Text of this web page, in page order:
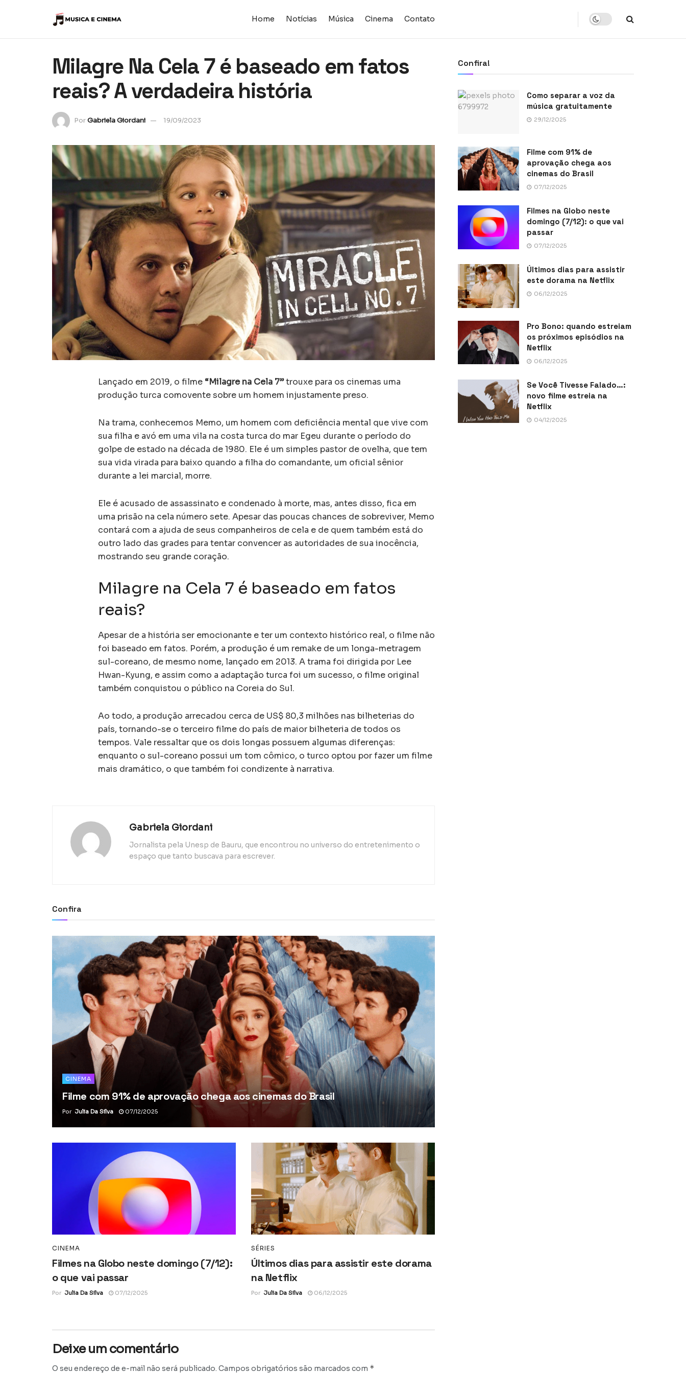
Home Notícias Música Cinema Contato
Milagre Na Cela 7 é baseado em fatos
reais? A verdadeira história
PorGabriela Giordani 19/09/2023
Lançado em 2019, o filme “Milagre na Cela 7”trouxe para os cinemas uma
produção turca comovente sobre um homem injustamente preso.
Na trama, conhecemos Memo, um homem com deficiência mental que vive com
sua filha e avó em uma vila na costa turca do mar Egeu durante o período do
golpe de estado na década de 1980. Ele é um simples pastor de ovelha, que tem
sua vida virada para baixo quando a filha do comandante, um oficial sênior
durante a lei marcial, morre.
Ele é acusado de assassinato e condenado à morte, mas, antes disso, fica em
uma prisão na cela número sete. Apesar das poucas chances de sobreviver, Memo
contará com a ajuda de seus companheiros de cela e de quem também está do
outro lado das grades para tentar convencer as autoridades de sua inocência,
mostrando seu grande coração.
Milagre na Cela 7 é baseado em fatos
reais?
Apesar de a história ser emocionante e ter um contexto histórico real, o filme não
foi baseado em fatos. Porém, a produção é um remake de um longa-metragem
sul-coreano, de mesmo nome, lançado em 2013. A trama foi dirigida por Lee
Hwan-Kyung, e assim como a adaptação turca foi um sucesso, o filme original
também conquistou o público na Coreia do Sul.
Ao todo, a produção arrecadou cerca de US$ 80,3 milhões nas bilheterias do
país, tornando-se o terceiro filme do país de maior bilheteria de todos os
tempos. Vale ressaltar que os dois longas possuem algumas diferenças:
enquanto o sul-coreano possui um tom cômico, o turco optou por fazer um filme
mais dramático, o que também foi condizente à narrativa.
Gabriela Giordani
Jornalista pela Unesp de Bauru, que encontrou no universo do entretenimento o
espaço que tanto buscava para escrever.
Confira
CINEMA
Filme com 91% de aprovação chega aos cinemas do Brasil
Por Julia Da Silva 07/12/2025
CINEMA
Filmes na Globo neste domingo (7/12):
o que vai passar
Por Julia Da Silva 07/12/2025
SÉRIES
Últimos dias para assistir este dorama
na Netflix
Por Julia Da Silva 06/12/2025
Deixe um comentário
O seu endereço de e-mail não será publicado. Campos obrigatórios são marcados com *
Confira!
Como separar a voz da
música gratuitamente
29/12/2025
Filme com 91% de
aprovação chega aos
cinemas do Brasil
07/12/2025
Filmes na Globo neste
domingo (7/12): o que vai
passar
07/12/2025
Últimos dias para assistir
este dorama na Netflix
06/12/2025
Pro Bono: quando estreiam
os próximos episódios na
Netflix
06/12/2025
Se Você Tivesse Falado…:
novo filme estreia na
Netflix
04/12/2025